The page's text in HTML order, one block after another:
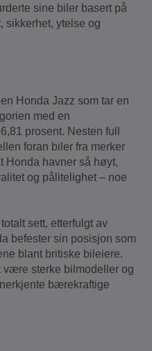
sine biler basert på
sikkerhet, ytelse og
Honda Jazz som tar en
med en
prosent. Nesten full
foran biler fra merker
Honda havner så høyt,
og pålitelighet – noe
sett, etterfulgt av
befester sin posisjon som
blant britiske bileiere.
være sterke bilmodeller og
bærekraftige